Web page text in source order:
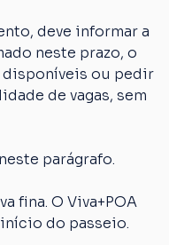
deve informar a
neste prazo, o
disponíveis ou pedir
de vagas, sem
parágrafo.
fina. O Viva+POA
do passeio.